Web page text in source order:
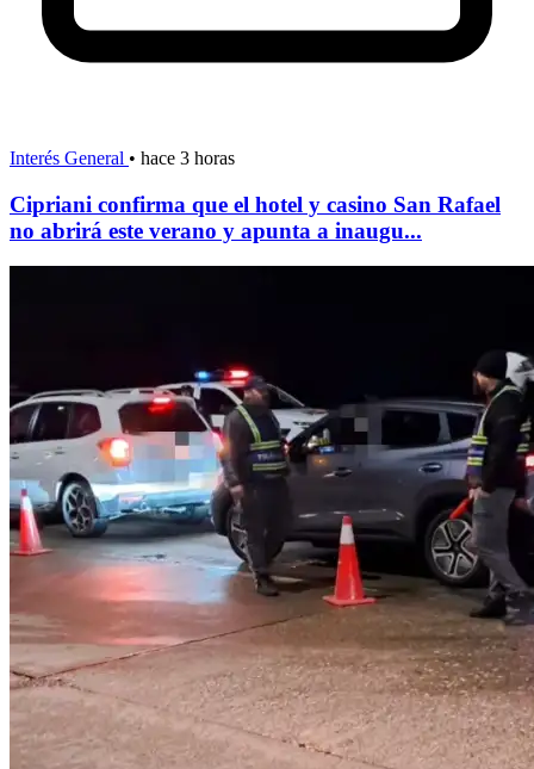
Interés General • hace 3 horas
Cipriani confirma que el hotel y casino San Rafael
no abrirá este verano y apunta a inaugu...